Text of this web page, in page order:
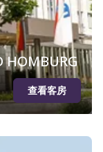
HOMBURG
查看客房